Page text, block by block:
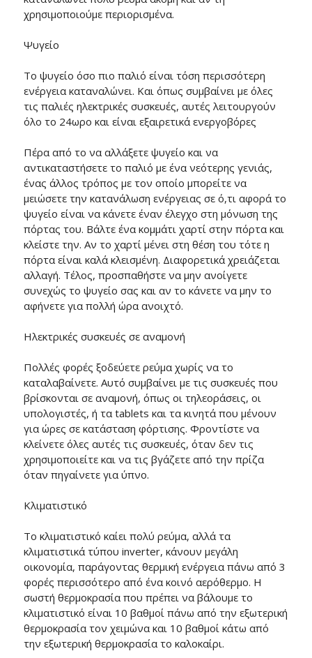
χρησιμοποιούμε περιορισμένα.
Ψυγείο
Το ψυγείο όσο πιο παλιό είναι τόση περισσότερη
ενέργεια καταναλώνει. Και όπως συμβαίνει με όλες
τις παλιές ηλεκτρικές συσκευές, αυτές λειτουργούν
όλο το 24ωρο και είναι εξαιρετικά ενεργοβόρες
Πέρα από το να αλλάξετε ψυγείο και να
αντικαταστήσετε το παλιό με ένα νεότερης γενιάς,
ένας άλλος τρόπος με τον οποίο μπορείτε να
μειώσετε την κατανάλωση ενέργειας σε ό,τι αφορά το
ψυγείο είναι να κάνετε έναν έλεγχο στη μόνωση της
πόρτας του. Βάλτε ένα κομμάτι χαρτί στην πόρτα και
κλείστε την. Αν το χαρτί μένει στη θέση του τότε η
πόρτα είναι καλά κλεισμένη. Διαφορετικά χρειάζεται
αλλαγή. Τέλος, προσπαθήστε να μην ανοίγετε
συνεχώς το ψυγείο σας και αν το κάνετε να μην το
αφήνετε για πολλή ώρα ανοιχτό.
Ηλεκτρικές συσκευές σε αναμονή
Πολλές φορές ξοδεύετε ρεύμα χωρίς να το
καταλαβαίνετε. Αυτό συμβαίνει με τις συσκευές που
βρίσκονται σε αναμονή, όπως οι τηλεοράσεις, οι
υπολογιστές, ή τα tablets και τα κινητά που μένουν
για ώρες σε κατάσταση φόρτισης. Φροντίστε να
κλείνετε όλες αυτές τις συσκευές, όταν δεν τις
χρησιμοποιείτε και να τις βγάζετε από την πρίζα
όταν πηγαίνετε για ύπνο.
Κλιματιστικό
Το κλιματιστικό καίει πολύ ρεύμα, αλλά τα
κλιματιστικά τύπου inverter, κάνουν μεγάλη
οικονομία, παράγοντας θερμική ενέργεια πάνω από 3
φορές περισσότερο από ένα κοινό αερόθερμο. Η
σωστή θερμοκρασία που πρέπει να βάλουμε το
κλιματιστικό είναι 10 βαθμοί πάνω από την εξωτερική
θερμοκρασία τον χειμώνα και 10 βαθμοί κάτω από
την εξωτερική θερμοκρασία το καλοκαίρι.